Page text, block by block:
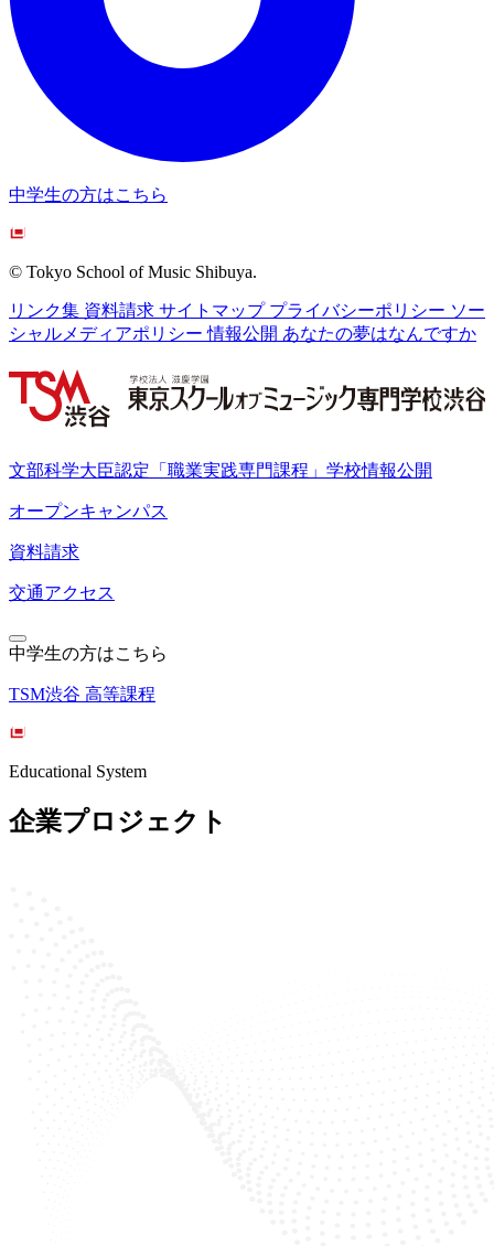
中学生の方はこちら
© Tokyo School of Music Shibuya.
リンク集 資料請求 サイトマップ プライバシーポリシー ソー
シャルメディアポリシー 情報公開 あなたの夢はなんですか
文部科学大臣認定「職業実践専門課程」学校情報公開
オープンキャンパス
資料請求
交通アクセス
中学生の方はこちら
TSM渋谷 高等課程
Educational System
企業プロジェクト